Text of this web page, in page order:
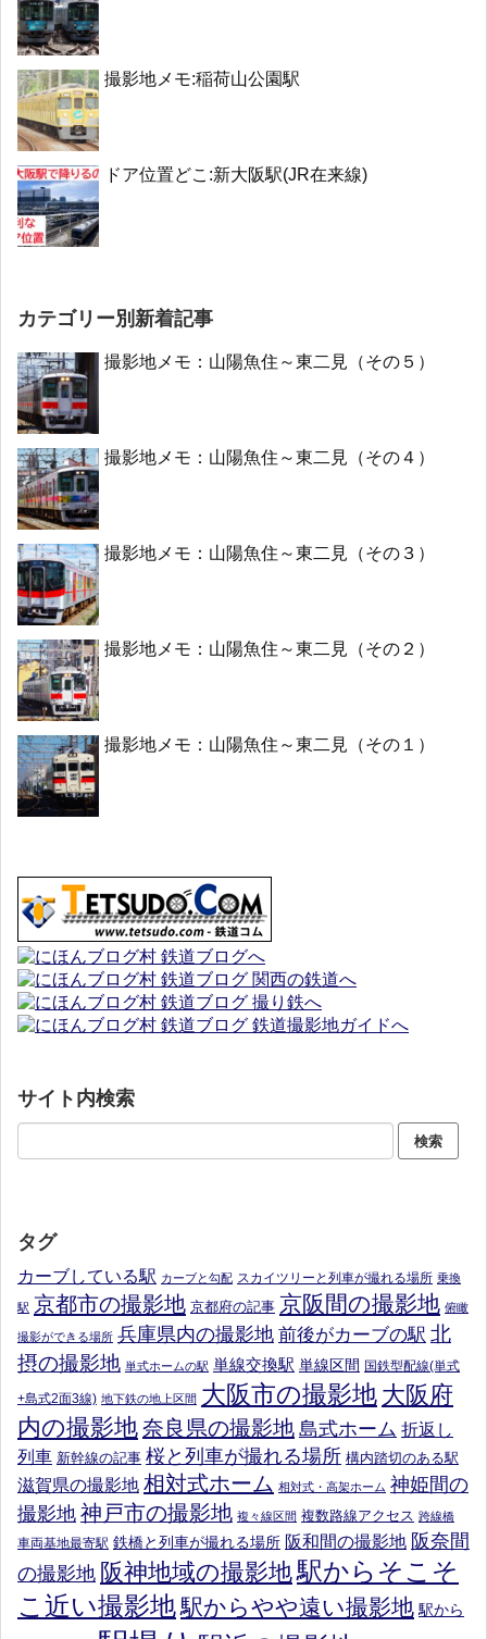
撮影地メモ:稲荷山公園駅
ドア位置どこ:新大阪駅(JR在来線)
カテゴリー別新着記事
撮影地メモ：山陽魚住～東二見（その５）
撮影地メモ：山陽魚住～東二見（その４）
撮影地メモ：山陽魚住～東二見（その３）
撮影地メモ：山陽魚住～東二見（その２）
撮影地メモ：山陽魚住～東二見（その１）
サイト内検索
タグ
カーブしている駅 カーブと勾配 スカイツリーと列車が撮れる場所 乗換
駅 京都市の撮影地 京都府の記事 京阪間の撮影地 俯瞰
撮影ができる場所 兵庫県内の撮影地 前後がカーブの駅 北
摂の撮影地 単式ホームの駅 単線交換駅 単線区間 国鉄型配線(単式
+島式2面3線) 地下鉄の地上区間 大阪市の撮影地 大阪府
内の撮影地奈良県の撮影地 島式ホーム 折返し
列車 新幹線の記事 桜と列車が撮れる場所 構内踏切のある駅
滋賀県の撮影地 相対式ホーム 相対式・高架ホーム 神姫間の
撮影地神戸市の撮影地 複々線区間 複数路線アクセス 跨線橋
車両基地最寄駅 鉄橋と列車が撮れる場所 阪和間の撮影地 阪奈間
の撮影地 阪神地域の撮影地駅からそこそ
こ近い撮影地駅からやや遠い撮影地 駅から